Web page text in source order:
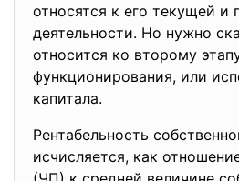
относятся к его текущей и
деятельности. Но нужно
относится ко второму
функционирования, или
капитала.
Рентабельность
исчисляется, как